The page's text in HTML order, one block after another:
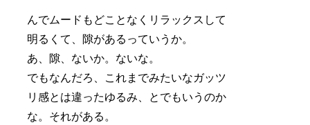
んでムードもどことなくリラックスして
明るくて、隙があるっていうか。
あ、隙、ないか。ないな。
でもなんだろ、これまでみたいなガッツ
リ感とは違ったゆるみ、とでもいうのか
な。それがある。